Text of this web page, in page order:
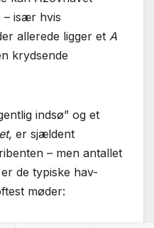
– især hvis
allerede ligger et A
krydsende
indsø” og et
, er sjældent
– men antallet
de typiske hav-
møder: